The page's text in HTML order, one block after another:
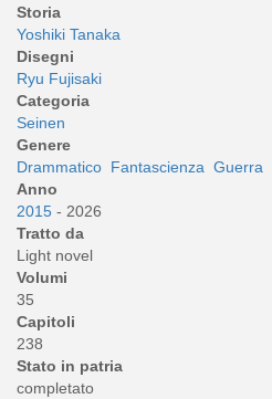
Storia
Yoshiki Tanaka
Disegni
Ryu Fujisaki
Categoria
Seinen
Genere
Drammatico Fantascienza Guerra
Anno
2015 - 2026
Tratto da
Light novel
Volumi
35
Capitoli
238
Stato in patria
completato